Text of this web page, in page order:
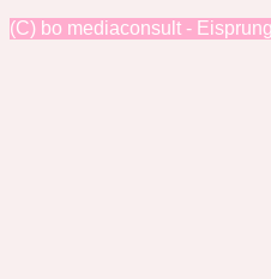
(C) bo mediaconsult -